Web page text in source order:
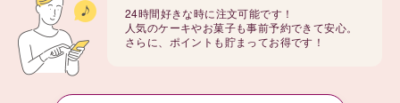
24時間好きな時に注文可能です！
人気のケーキやお菓子も事前予約できて安心。
さらに、ポイントも貯まってお得です！